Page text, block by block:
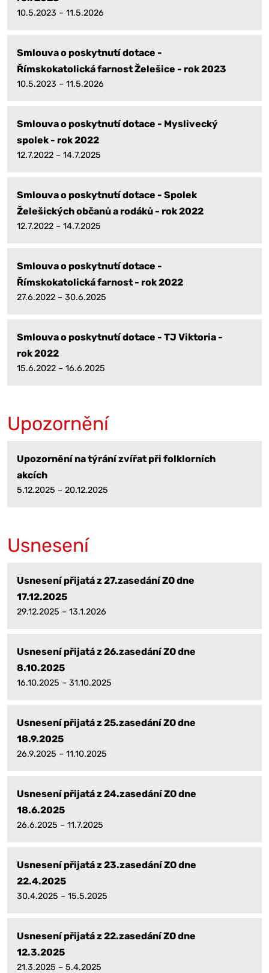
10.5.2023 – 11.5.2026
Smlouva o poskytnutí dotace -
Římskokatolická farnost Želešice - rok 2023
10.5.2023 – 11.5.2026
Smlouva o poskytnutí dotace - Myslivecký
spolek - rok 2022
12.7.2022 – 14.7.2025
Smlouva o poskytnutí dotace - Spolek
Želešických občanů a rodáků - rok 2022
12.7.2022 – 14.7.2025
Smlouva o poskytnutí dotace -
Římskokatolická farnost - rok 2022
27.6.2022 – 30.6.2025
Smlouva o poskytnutí dotace - TJ Viktoria -
rok 2022
15.6.2022 – 16.6.2025
Upozornění
Upozornění na týrání zvířat při folklorních
akcích
5.12.2025 – 20.12.2025
Usnesení
Usnesení přijatá z 27.zasedání ZO dne
17.12.2025
29.12.2025 – 13.1.2026
Usnesení přijatá z 26.zasedání ZO dne
8.10.2025
16.10.2025 – 31.10.2025
Usnesení přijatá z 25.zasedání ZO dne
18.9.2025
26.9.2025 – 11.10.2025
Usnesení přijatá z 24.zasedání ZO dne
18.6.2025
26.6.2025 – 11.7.2025
Usnesení přijatá z 23.zasedání ZO dne
22.4.2025
30.4.2025 – 15.5.2025
Usnesení přijatá z 22.zasedání ZO dne
12.3.2025
21.3.2025 – 5.4.2025